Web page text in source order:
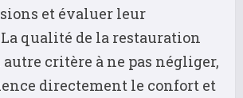
et évaluer leur
qualité de la restauration
critère à ne pas négliger,
directement le confort et